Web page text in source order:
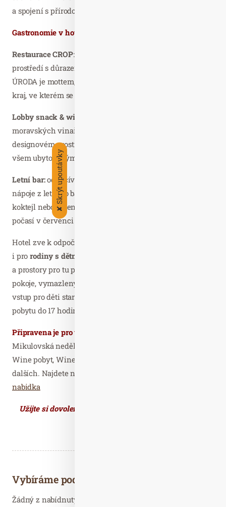
a spojení s přírodou.
Gastronomie v hotelu:
Restaurace CROP: delikátní gastronomie v designovém
prostředí s důrazem na lokální suroviny. CROP neboli
ÚRODA je mottem, jelikož nabídku tvoří úžasný úrodný
kraj, ve kterém se nacházíme.
Lobby snack & wine:
moravských vinařů a skvělá gastronomie v příjemném
designovém prostředí. Lobby bar & wine je k dispozici
všem ubytovaným i neubytovaným hostům.
Letní bar:odpočívejte u biotopického jezírka a dopřejte si
nápoje z letního baru. Rádi vám připraví osvěžující
koktejl nebo sklenici dobrého moravského vína. Dle
počasí v červenci – srpnu.
Hotel zve k odpočinku nejen dospělé, ale je přizpůsoben
i prorodiny s dětmi
a prostory pro tu pravou rodinnou dovolenou. Rodinné
pokoje, vymazlený dětský koutek, chutné dětské menu,
vstup pro děti starší 12 měsíců do Sky wellnes po dobu
pobytu do 17 hodin.
Připravena je pro vás i řada speciálních pobytů
Mikulovská nedělOFFka, Léto v Mikulově, Wellness &
Wine pobyt, Wine & Food, Romantika v Mikulově a řada
dalších. Najdete na
nabidka
Užijte si dovolenou plnou pohody, odpočinku, zábavy
Vybíráme podobné články
Žádný z nabídnutých článků vás nezajímá? Aktualizujte
✘
Skrýt upoutávky